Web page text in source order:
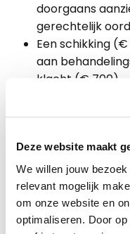
Deze website maakt
We willen jouw
relevant mogelijk
om onze website en
optimaliseren. Door op
doorgaans
gerechtelijk
Een schikking
aan
klacht (€ 700).
De kans op
stuk kleiner bij
Ons advies
Voor een betere
vermindering van
is het verstandig